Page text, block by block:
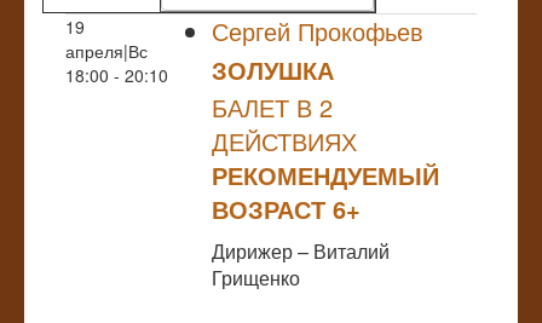
19
апреля|Вс
18:00 - 20:10
Сергей Прокофьев
ЗОЛУШКА
БАЛЕТ В 2
ДЕЙСТВИЯХ
РЕКОМЕНДУЕМЫЙ
ВОЗРАСТ 6+
Дирижер – Виталий
Грищенко